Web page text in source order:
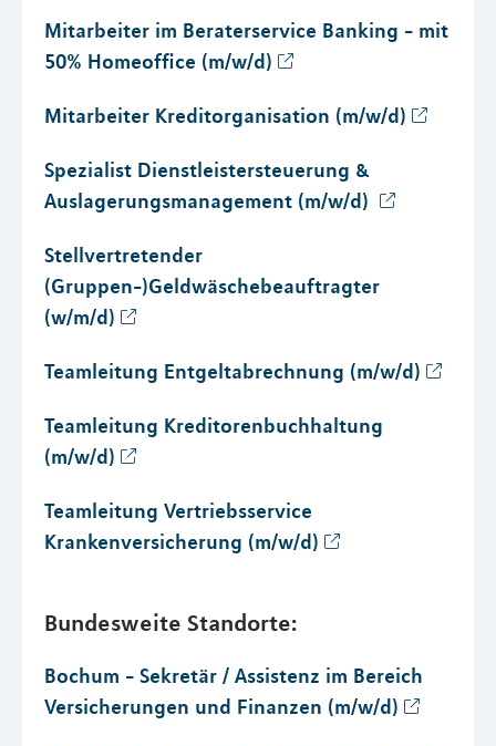
Mitarbeiter im Beraterservice Banking - mit
50% Homeoffice (m/w/d)
Mitarbeiter Kreditorganisation (m/w/d)
Spezialist Dienstleistersteuerung &
Auslagerungsmanagement (m/w/d)
Stellvertretender
(Gruppen-)Geldwäschebeauftragter
(w/m/d)
Teamleitung Entgeltabrechnung (m/w/d)
Teamleitung Kreditorenbuchhaltung
(m/w/d)
Teamleitung Vertriebsservice
Krankenversicherung (m/w/d)
Bundesweite Standorte:
Bochum - Sekretär / Assistenz im Bereich
Versicherungen und Finanzen (m/w/d)